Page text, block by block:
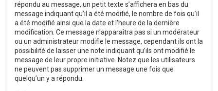
répondu au message, un petit texte s’affichera en bas du
message indiquant qu’il a été modifié, le nombre de fois qu’il
a été modifié ainsi que la date et l’heure de la dernière
modification. Ce message n’apparaîtra pas si un modérateur
ou un administrateur modifie le message, cependant ils ont la
possibilité de laisser une note indiquant qu’ils ont modifié le
message de leur propre initiative. Notez que les utilisateurs
ne peuvent pas supprimer un message une fois que
quelqu’un y a répondu.